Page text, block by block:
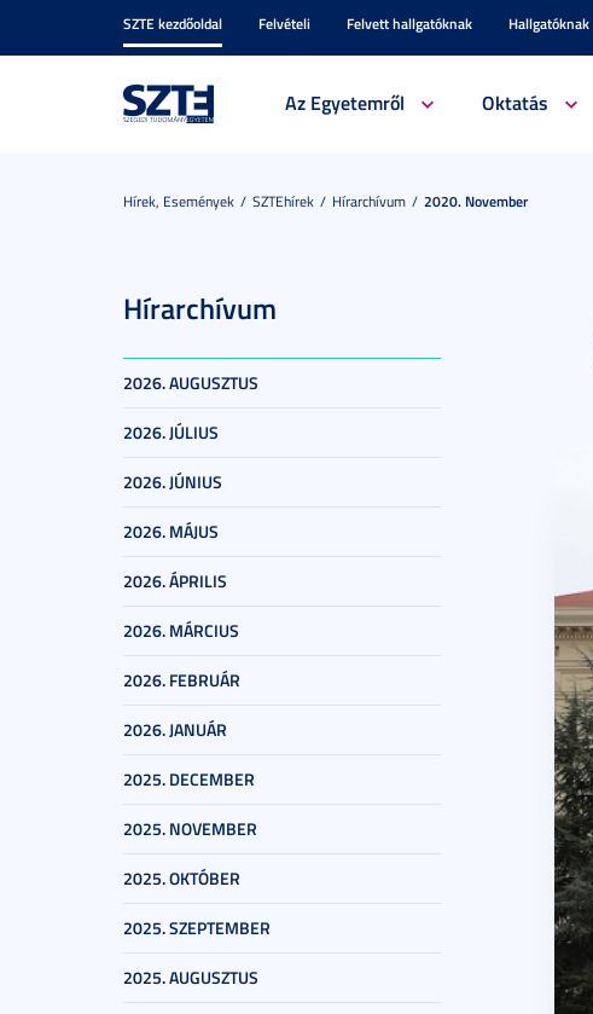
SZTE kezdőoldal Felvételi Felvett hallgatóknak Hallgatóknak
Az Egyetemről Oktatás
Hírek, Események SZTEhírek Hírarchívum 2020. November
Hírarchívum
2026. AUGUSZTUS
2026. JÚLIUS
2026. JÚNIUS
2026. MÁJUS
2026. ÁPRILIS
2026. MÁRCIUS
2026. FEBRUÁR
2026. JANUÁR
2025. DECEMBER
2025. NOVEMBER
2025. OKTÓBER
2025. SZEPTEMBER
2025. AUGUSZTUS